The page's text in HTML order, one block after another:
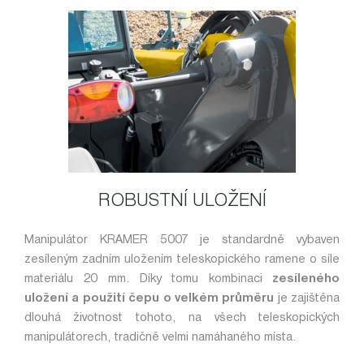
ROBUSTNÍ ULOŽENÍ
Manipulátor KRAMER 5007 je standardně vybaven
zesíleným zadním uložením teleskopického ramene o síle
materiálu 20 mm. Díky tomu kombinaci zesíleného
uložení a použití čepu o velkém průměru je zajištěna
dlouhá životnost tohoto, na všech teleskopických
manipulátorech, tradičně velmi namáhaného místa.